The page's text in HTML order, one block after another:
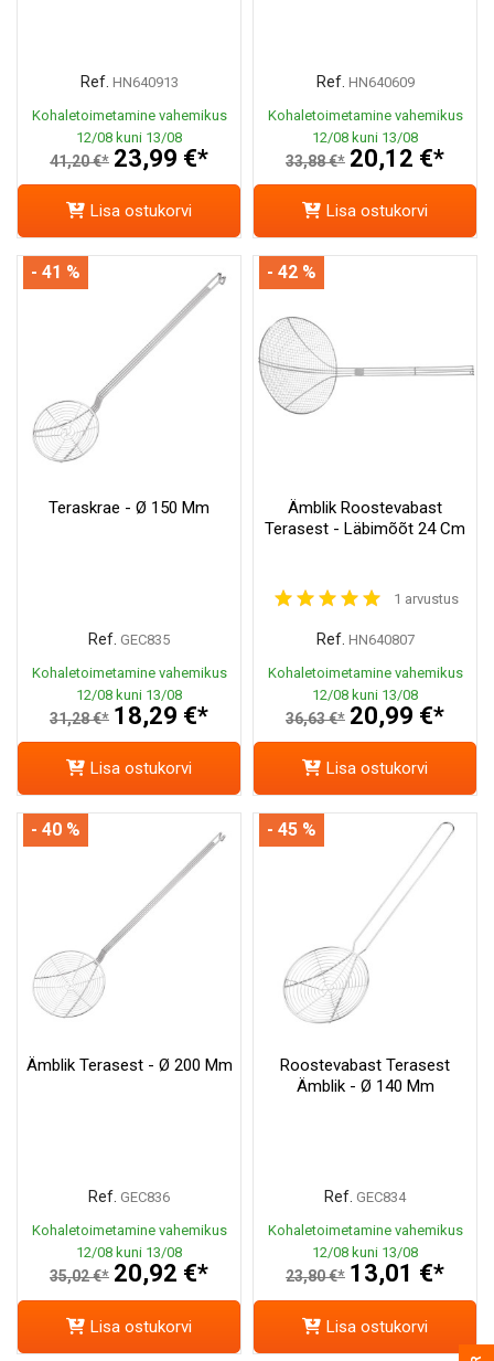
Ref. HN640913
Kohaletoimetamine vahemikus
12/08 kuni 13/08
41,20 €* 23,99 €*
Lisa ostukorvi
Ref. HN640609
Kohaletoimetamine vahemikus
12/08 kuni 13/08
33,88 €* 20,12 €*
Lisa ostukorvi
Teraskrae - Ø 150 Mm
Ref. GEC835
Kohaletoimetamine vahemikus
12/08 kuni 13/08
31,28 €* 18,29 €*
- 41 %
Lisa ostukorvi
Ämblik Roostevabast
Terasest - Läbimõõt 24 Cm
1 arvustus
Ref. HN640807
Kohaletoimetamine vahemikus
12/08 kuni 13/08
36,63 €* 20,99 €*
- 42 %
Lisa ostukorvi
Ämblik Terasest - Ø 200 Mm
Ref. GEC836
Kohaletoimetamine vahemikus
12/08 kuni 13/08
35,02 €* 20,92 €*
- 40 %
Lisa ostukorvi
Roostevabast Terasest
Ämblik - Ø 140 Mm
Ref. GEC834
Kohaletoimetamine vahemikus
12/08 kuni 13/08
23,80 €* 13,01 €*
- 45 %
Lisa ostukorvi